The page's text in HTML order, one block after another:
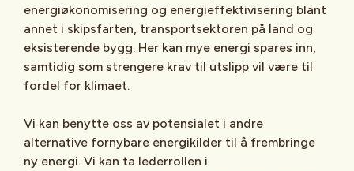
energiøkonomisering og energieffektivisering blant
annet i skipsfarten, transportsektoren på land og
eksisterende bygg. Her kan mye energi spares inn,
samtidig som strengere krav til utslipp vil være til
fordel for klimaet.
Vi kan benytte oss av potensialet i andre
alternative fornybare energikilder til å frembringe
ny energi. Vi kan ta lederrollen i